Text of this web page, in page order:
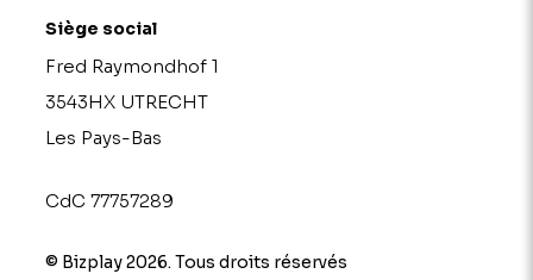
Siège social
Fred Raymondhof 1
3543HX UTRECHT
Les Pays-Bas
CdC 77757289
© Bizplay 2026. Tous droits réservés